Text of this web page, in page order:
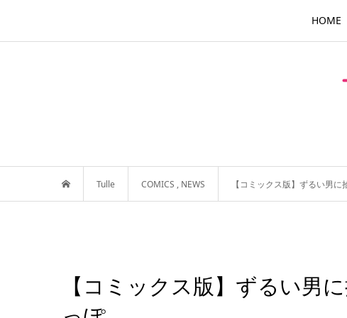
HOME
Tulle COMICS , NEWS 【コミックス版】ずるい男
【コミックス版】ずるい男